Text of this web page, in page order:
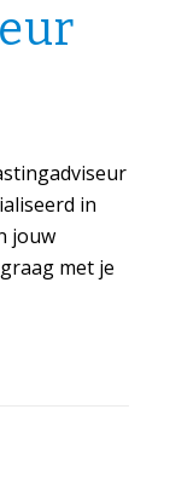
in
jouw
met je